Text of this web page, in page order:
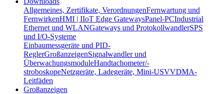
Allgemeines, Zertifikate, VerordnungenFernwartung und
FernwirkenHMI | IIoT Edge GatewaysPanel-PCIndustrial
Ethernet und WLANGateways und ProtokollwandlerSPS
und I/O-Systeme
Einbaumessgeräte und PID-
ReglerGroßanzeigenSignalwandler und
ÜberwachungsmoduleHandtachometer/-
stroboskopeNetzgeräte, Ladegeräte, Mini-USVVDMA-
Leitfäden
Großanzeigen